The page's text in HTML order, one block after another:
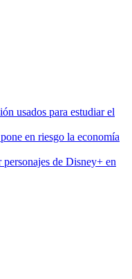
usados para estudiar el
en riesgo la economía
de Disney+ en